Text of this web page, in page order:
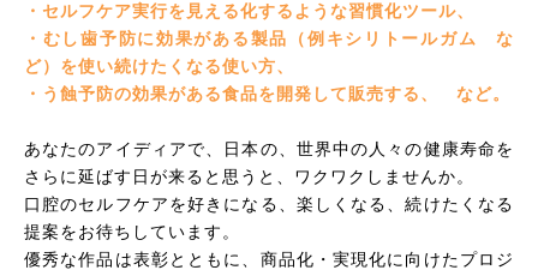
・セルフケア実行を見える化するような習慣化ツール、
・むし歯予防に効果がある製品（例キシリトールガム な
ど）を使い続けたくなる使い方、
・う蝕予防の効果がある食品を開発して販売する、 など。
あなたのアイディアで、日本の、世界中の人々の健康寿命を
さらに延ばす日が来ると思うと、ワクワクしませんか。
口腔のセルフケアを好きになる、楽しくなる、続けたくなる
提案をお待ちしています。
優秀な作品は表彰とともに、商品化・実現化に向けたプロジ